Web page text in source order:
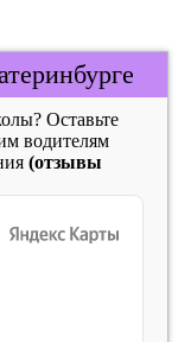
Оставьте
водителям
(отзывы